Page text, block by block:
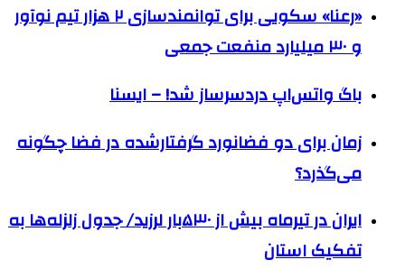
«رعنا» سکویی برای توانمندسازی ۲ هزار تیم نوآور
و ۳۰ میلیارد منفعت جمعی
باگ واتس‌اپ دردسرساز شد! – ایسنا
زمان برای دو فضانورد گرفتارشده در فضا چگونه
می‌گذرد؟
ایران در تیرماه بیش از ۵۳۰بار لرزید/ جدول زلزله‌ها به
تفکیک استان